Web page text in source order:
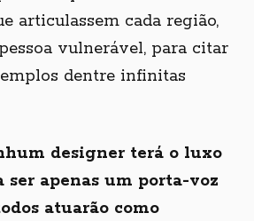
articulassem cada região,
vulnerável, para citar
dentre infinitas
designer terá o luxo
ser apenas um porta-voz
atuarão como